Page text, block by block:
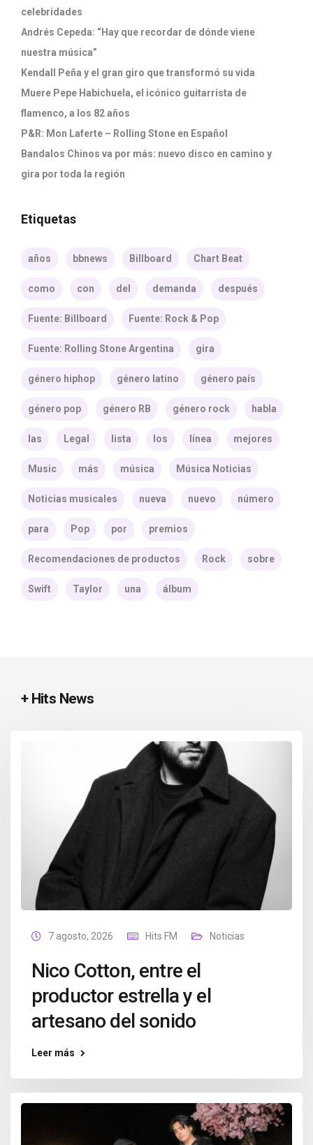
celebridades
Andrés Cepeda: “Hay que recordar de dónde viene
nuestra música”
Kendall Peña y el gran giro que transformó su vida
Muere Pepe Habichuela, el icónico guitarrista de
flamenco, a los 82 años
P&R: Mon Laferte – Rolling Stone en Español
Bandalos Chinos va por más: nuevo disco en camino y
gira por toda la región
Etiquetas
años bbnews Billboard Chart Beat
como con del demanda después
Fuente: Billboard Fuente: Rock & Pop
Fuente: Rolling Stone Argentina gira
género hiphop género latino género país
género pop género RB género rock habla
las Legal lista los línea mejores
Music más música Música Noticias
Noticias musicales nueva nuevo número
para Pop por premios
Recomendaciones de productos Rock sobre
Swift Taylor una álbum
+ Hits News
7 agosto, 2026 Hits FM Noticias
Nico Cotton, entre el
productor estrella y el
artesano del sonido
Leer más